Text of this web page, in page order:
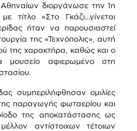
διοργάνωσε την 1η
τίτλο «Στο Γκάζι…γίνεται
ήταν να παρουσιαστεί
της «Τεχνόπολις», αυτή
της χαρακτήρα, καθώς και ο
μουσείο αφιερωμένο στη
συμπεριλήφθησαν ομιλίες
παραγωγής φωταερίου και
της αποκατάστασης ως
αντίστοιχων τέτοιων